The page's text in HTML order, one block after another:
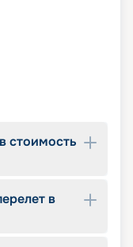
стоимость
в